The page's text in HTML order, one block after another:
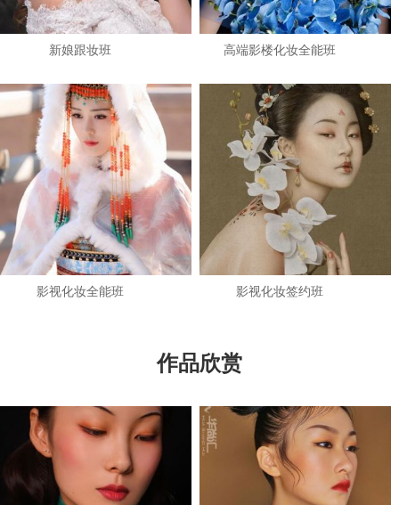
新娘跟妆班 高端影楼化妆全能班
影视化妆全能班 影视化妆签约班
作品欣赏